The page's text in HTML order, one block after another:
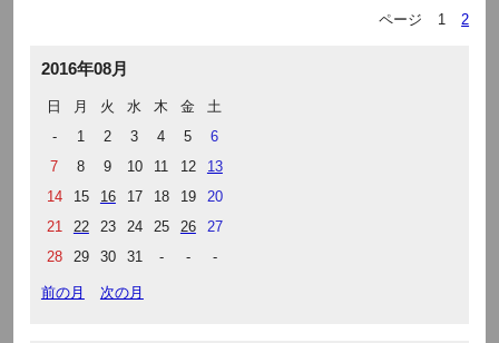
ページ
1 2
2016年08月
日 月 火 水 木 金
土
-
1 2 3 4 5
6
7
8 9 10 11 12
13
14
15 16 17 18 19
20
21
22 23 24 25 26
27
28
29 30 31 - - -
前の月 次の月